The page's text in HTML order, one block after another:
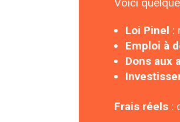
Voici
Loi Pinel :
Emploi à
Dons aux
Frais réels :